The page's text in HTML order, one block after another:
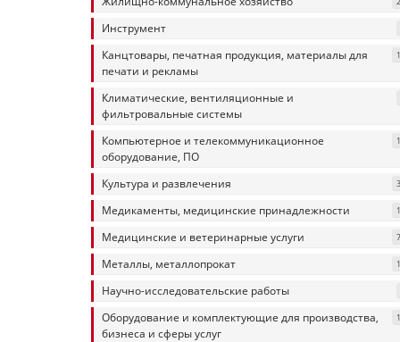
Инструмент
Канцтовары, печатная продукция, материалы для
печати и рекламы
Климатические, вентиляционные и
фильтровальные системы
Компьютерное и телекоммуникационное
оборудование, ПО
Культура и развлечения
Медикаменты, медицинские принадлежности
Медицинские и ветеринарные услуги
Металлы, металлопрокат
Научно-исследовательские работы
Оборудование и комплектующие для производства,
бизнеса и сферы услуг